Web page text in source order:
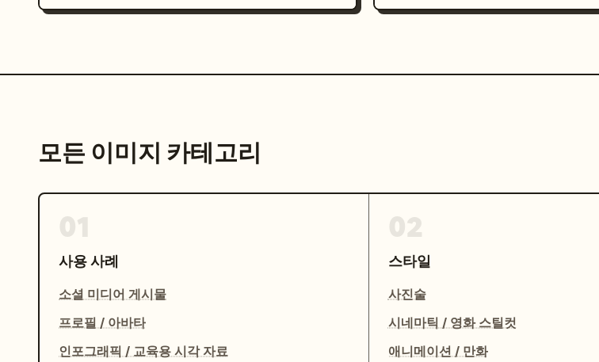
모든 이미지 카테고리
사용 사례
소셜 미디어 게시물
프로필 / 아바타
인포그래픽 / 교육용 시각 자료
스타일
사진술
시네마틱 / 영화 스틸컷
애니메이션 / 만화